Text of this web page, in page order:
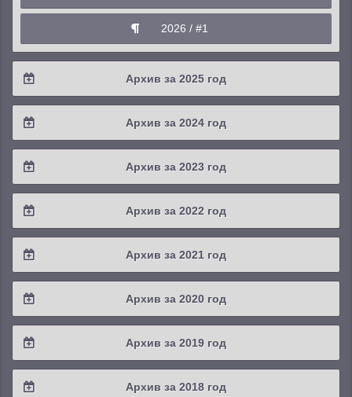
2026 / #1
Архив за 2025 год
2025 / #4
2025 / #3
2025 / #1
Архив за 2024 год
2024 / #4
2024 / #3
2024 / #1
Архив за 2023 год
2023 / #4
2023 / #3
2023 / #1
Архив за 2022 год
2022 / #4
2022 / #3
2022 / #1
Архив за 2021 год
2021 / #4
2021 / #3
2021 / #1
Архив за 2020 год
2020 / #4
2020 / #3
Архив за 2019 год
2019 / #4
Архив за 2018 год